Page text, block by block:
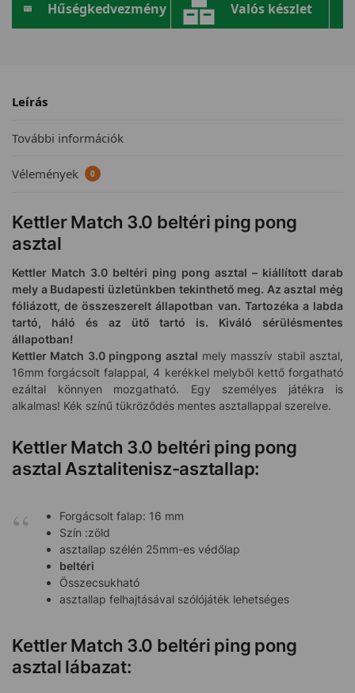
Hűségkedvezmény Valós készlet
Leírás
További információk
Vélemények 0
Kettler Match 3.0 beltéri ping pong
asztal
Kettler Match 3.0 beltéri ping pong asztal – kiállított darab
mely a Budapesti üzletünkben tekinthető meg. Az asztal még
fóliázott, de összeszerelt állapotban van. Tartozéka a labda
tartó, háló és az ütő tartó is. Kiváló sérülésmentes
állapotban!
Kettler Match 3.0 pingpong asztal mely masszív stabil asztal,
16mm forgácsolt falappal, 4 kerékkel melyből kettő forgatható
ezáltal könnyen mozgatható. Egy személyes játékra is
alkalmas! Kék színű tükröződés mentes asztallappal szerelve.
Kettler Match 3.0 beltéri ping pong
asztal Asztalitenisz-asztallap:
Forgácsolt falap: 16 mm
Szín :zöld
asztallap szélén 25mm-es védőlap
beltéri
Összecsukható
asztallap felhajtásával szólójáték lehetséges
Kettler Match 3.0 beltéri ping pong
asztal lábazat: